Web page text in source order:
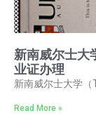
新南威尔士大
业证办理
新南威尔士大学
Read More »